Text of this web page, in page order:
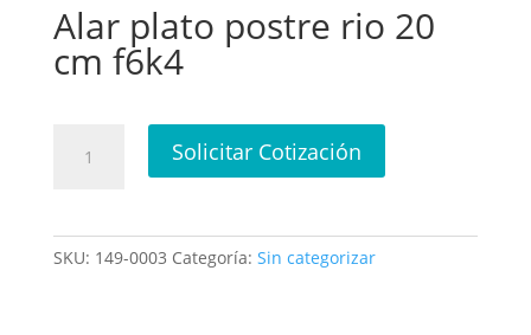
Alar plato postre rio 20
cm f6k4
plato
Solicitar Cotización
SKU: 149-0003 Categoría: Sin categorizar